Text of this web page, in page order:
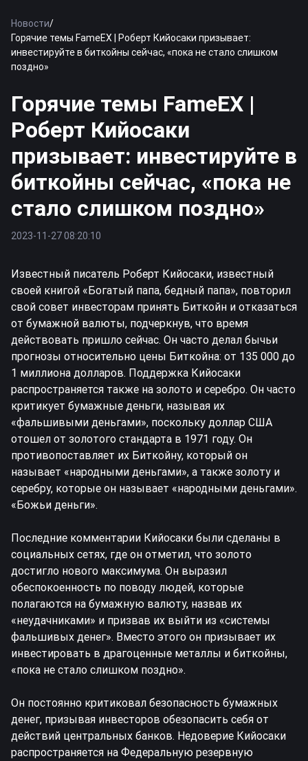
Новости/
Горячие темы FameEX | Роберт Кийосаки призывает:
инвестируйте в биткойны сейчас, «пока не стало слишком
поздно»
Горячие темы FameEX |
Роберт Кийосаки
призывает: инвестируйте в
биткойны сейчас, «пока не
стало слишком поздно»
2023-11-27 08:20:10
Известный писатель Роберт Кийосаки, известный
своей книгой «Богатый папа, бедный папа», повторил
свой совет инвесторам принять Биткойн и отказаться
от бумажной валюты, подчеркнув, что время
действовать пришло сейчас. Он часто делал бычьи
прогнозы относительно цены Биткойна: от 135 000 до
1 миллиона долларов. Поддержка Кийосаки
распространяется также на золото и серебро. Он часто
критикует бумажные деньги, называя их
«фальшивыми деньгами», поскольку доллар США
отошел от золотого стандарта в 1971 году. Он
противопоставляет их Биткойну, который он
называет «народными деньгами», а также золоту и
серебру, которые он называет «народными деньгами».
«Божьи деньги».
Последние комментарии Кийосаки были сделаны в
социальных сетях, где он отметил, что золото
достигло нового максимума. Он выразил
обеспокоенность по поводу людей, которые
полагаются на бумажную валюту, назвав их
«неудачниками» и призвав их выйти из «системы
фальшивых денег». Вместо этого он призывает их
инвестировать в драгоценные металлы и биткойны,
«пока не стало слишком поздно».
Он постоянно критиковал безопасность бумажных
денег, призывая инвесторов обезопасить себя от
действий центральных банков. Недоверие Кийосаки
распространяется на Федеральную резервную